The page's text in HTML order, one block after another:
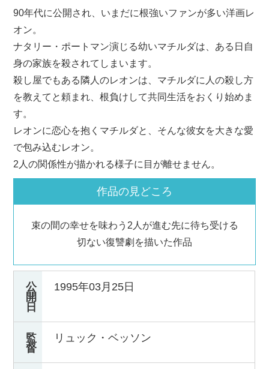
90年代に公開され、いまだに根強いファンが多い洋画レ
オン。
ナタリー・ポートマン演じる幼いマチルダは、ある日自
身の家族を殺されてしまいます。
殺し屋でもある隣人のレオンは、マチルダに人の殺し方
を教えてと頼まれ、根負けして共同生活をおくり始めま
す。
レオンに恋心を抱くマチルダと、そんな彼女を大きな愛
で包み込むレオン。
2人の関係性が描かれる様子に目が離せません。
作品の見どころ
束の間の幸せを味わう2人が進む先に待ち受ける
切ない復讐劇を描いた作品
公
開
日
1995年03月25日
監
督
リュック・ベッソン